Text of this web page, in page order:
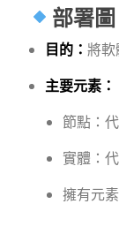
部署圖
目的：將軟
主要元素：
節點 ：
實體 ：
擁有元素